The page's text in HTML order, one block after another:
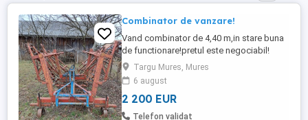
Combinator de vanzare!
Vand combinator de 4,40 m,in stare buna
de functionare!pretul este negociabil!
Targu Mures, Mures
6 august
2 200 EUR
Telefon validat